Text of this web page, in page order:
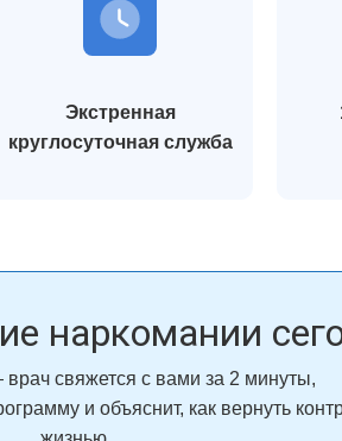
Экстренная
круглосуточная служба
наркомании
врач свяжется с вами за 2 минуты,
и объяснит, как вернуть